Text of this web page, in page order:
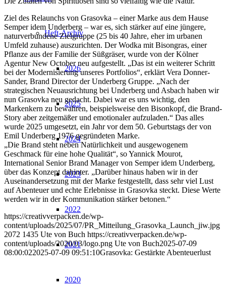
Heft-Archiv
2026
2025
2024
2023
2022
2021
2020
Ziel des Relaunchs von Grasovka – einer Marke aus dem Hause
Semper idem Underberg – war es, sich stärker auf eine jüngere,
naturverbundene Zielgruppe (25 bis 40 Jahre, eher im urbanen
Umfeld zuhause) auszurichten. Der Wodka mit Bisongras, einer
Pflanze aus der Familie der Süßgräser, wurde von der Kölner
Agentur New October neu aufgestellt. „Das ist ein weiterer Schritt
bei der Modernisierung unseres Portfolios“, erklärt Vera Donner-
Sander, Brand Director der Underberg Gruppe. „Nach der
strategischen Neuausrichtung bei Underberg und Asbach haben wir
nun Grasovka neu gedacht. Dabei war es uns wichtig, den
Markenkern zu bewahren, beispielsweise den Bisonkopf, die Brand-
Story aber zeitgemäßer und emotionaler aufzuladen.“ Das alles
wurde 2025 umgesetzt, ein Jahr vor dem 50. Geburtstags der von
Emil Underberg 1976 gegründeten Marke.
„Die Brand steht neben Natürlichkeit und ausgewogenem
Geschmack für eine hohe Qualität“, so Yannick Mourot,
International Senior Brand Manager von Semper idem Underberg,
über das Konzept dahinter. „Darüber hinaus haben wir in der
Auseinandersetzung mit der Marke festgestellt, dass sehr viel Lust
auf Abenteuer und echte Erlebnisse in Grasovka steckt. Diese Werte
werden wir in der Kommunikation stärker betonen.“
https://creativverpacken.de/wp-
content/uploads/2025/07/PR_Mitteilung_Grasovka_Launch_jiw.jpg
2072 1435 Ute von Buch https://creativverpacken.de/wp-
content/uploads/2020/03/logo.png Ute von Buch2025-07-09
08:00:022025-07-09 09:51:10Grasovka: Gestärkte Abenteuerlust